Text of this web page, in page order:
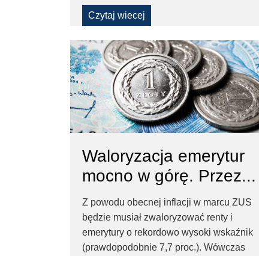
Czytaj wiecej
Waloryzacja emerytur
mocno w górę. Przez...
Z powodu obecnej inflacji w marcu ZUS
będzie musiał zwaloryzować renty i
emerytury o rekordowo wysoki wskaźnik
(prawdopodobnie 7,7 proc.). Wówczas